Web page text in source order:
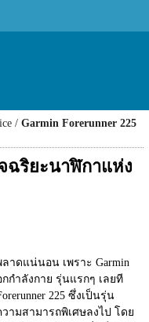
Garmin Forerunner 225
ฉริยะนาฬิกาแห่ง
าดแน่นอน เพราะ Garmin
กำลังกาย รุ่นแรกๆ เลยที
225 ซึ่งเป็นรุ่น
มสามารถพิเศษลงไป โดย